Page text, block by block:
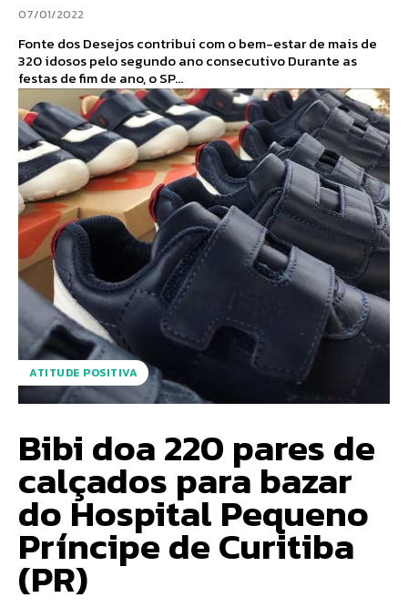
07/01/2022
Fonte dos Desejos contribui com o bem-estar de mais de
320 idosos pelo segundo ano consecutivo Durante as
festas de fim de ano, o SP...
ATITUDE POSITIVA
Bibi doa 220 pares de
calçados para bazar
do Hospital Pequeno
Príncipe de Curitiba
(PR)